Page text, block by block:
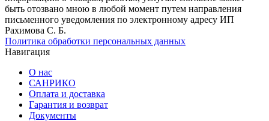
быть отозвано мною в любой момент путем направления
письменного уведомления по электронному адресу ИП
Рахимова С. Б.
Политика обработки персональных данных
Навигация
О нас
САНРИКО
Оплата и доставка
Гарантия и возврат
Документы